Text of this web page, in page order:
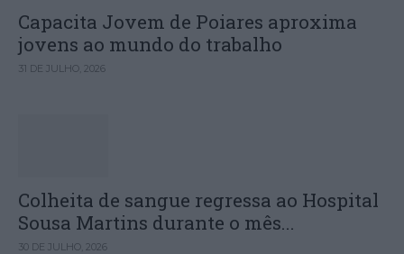
Capacita Jovem de Poiares aproxima
jovens ao mundo do trabalho
31 DE JULHO, 2026
Colheita de sangue regressa ao Hospital
Sousa Martins durante o mês...
30 DE JULHO, 2026